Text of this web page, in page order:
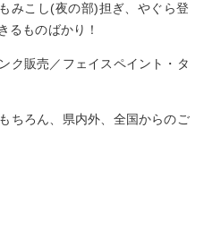
みこし(夜の部)担ぎ、やぐら登
るものばかり！
ク販売／フェイスペイント・タ
ちろん、県内外、全国からのご